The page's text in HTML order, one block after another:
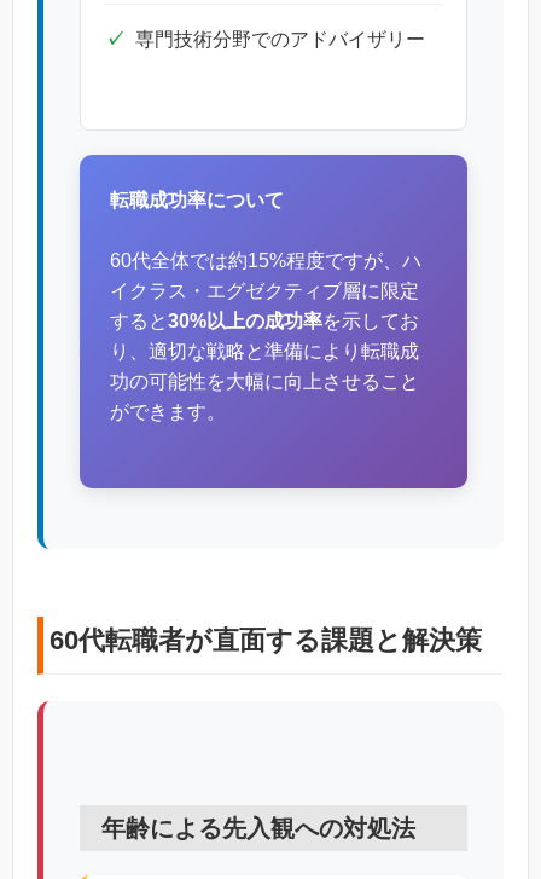
専門技術分野でのアドバイザリー
転職成功率について
60代全体では約15%程度ですが、ハ
イクラス・エグゼクティブ層に限定
すると30%以上の成功率を示してお
り、適切な戦略と準備により転職成
功の可能性を大幅に向上させること
ができます。
60代転職者が直面する課題と解決策
年齢による先入観への対処法